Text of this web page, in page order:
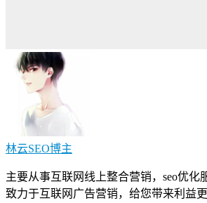
林云SEO博主
主要从事互联网线上整合营销，seo优化
致力于互联网广告营销，给您带来利益